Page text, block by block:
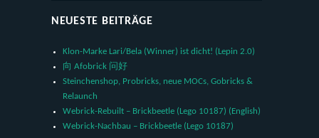
NEUESTE BEITRÄGE
Klon-Marke Lari/Bela (Winner) ist dicht! (Lepin 2.0)
向 Afobrick 问好
Steinchenshop, Probricks, neue MOCs, Gobricks &
Relaunch
Webrick-Rebuilt – Brickbeetle (Lego 10187) (English)
Webrick-Nachbau – Brickbeetle (Lego 10187)